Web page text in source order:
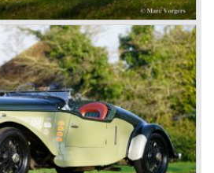
and the Speed Six were
models were in the eyes of
cars the Bentley firm ever built. The
for many a customer had built
body on their chassis and thus
element the chassis had to offer.
Bentley the most racing
victories. In the year 1929 the
first with Bentley 4.5 Litres second,
the same Bentley Speed Six 'Old